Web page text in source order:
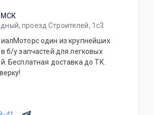
проезд Строителей, 1с3
один из крупнейших
б/у запчастей для легковых
Бесплатная доставка до ТК.